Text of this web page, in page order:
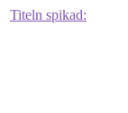
Titeln spikad: